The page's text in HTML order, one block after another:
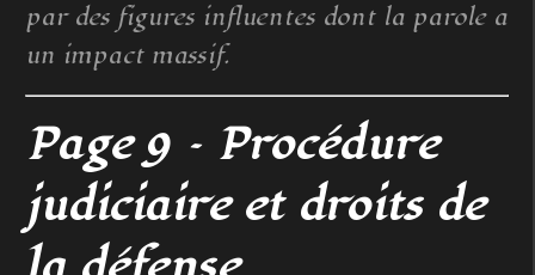
par des figures influentes dont la parole a
un impact massif.
Page 9 – Procédure
judiciaire et droits de